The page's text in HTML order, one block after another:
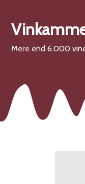
Mere end 6.000